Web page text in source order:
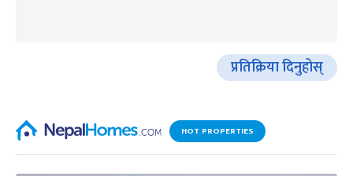
प्रतिक्रिया दिनुहोस्
HOT PROPERTIES